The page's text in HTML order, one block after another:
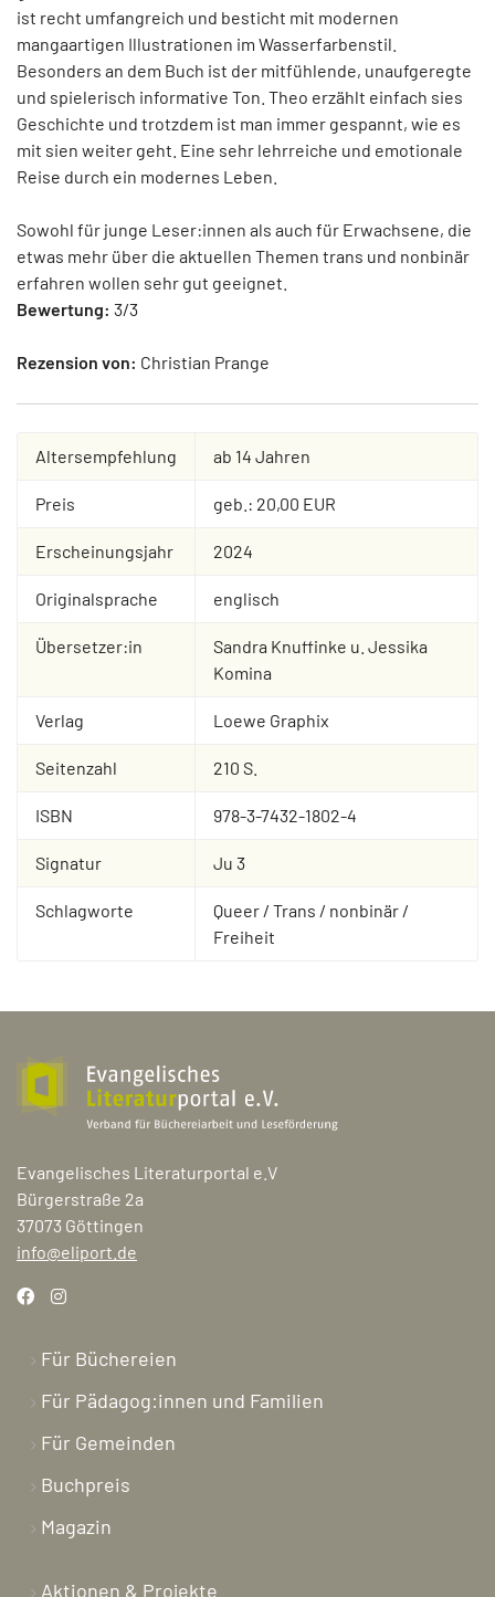
ist recht umfangreich und besticht mit modernen
mangaartigen Illustrationen im Wasserfarbenstil.
Besonders an dem Buch ist der mitfühlende, unaufgeregte
und spielerisch informative Ton. Theo erzählt einfach sies
Geschichte und trotzdem ist man immer gespannt, wie es
mit sien weiter geht. Eine sehr lehrreiche und emotionale
Reise durch ein modernes Leben.
Sowohl für junge Leser:innen als auch für Erwachsene, die
etwas mehr über die aktuellen Themen trans und nonbinär
erfahren wollen sehr gut geeignet.
Bewertung: 3/3
Rezension von: Christian Prange
Altersempfehlung ab 14 Jahren
Preis geb.: 20,00 EUR
Erscheinungsjahr 2024
Originalsprache englisch
Übersetzer:in
Sandra Knuffinke u. Jessika
Komina
Verlag Loewe Graphix
Seitenzahl 210 S.
ISBN 978-3-7432-1802-4
Signatur Ju 3
Schlagworte
Queer / Trans / nonbinär /
Freiheit
Evangelisches Literaturportal e.V
Bürgerstraße 2a
37073 Göttingen
info@eliport.de
Für Büchereien
Für Pädagog:innen und Familien
Für Gemeinden
Buchpreis
Magazin
Aktionen & Projekte